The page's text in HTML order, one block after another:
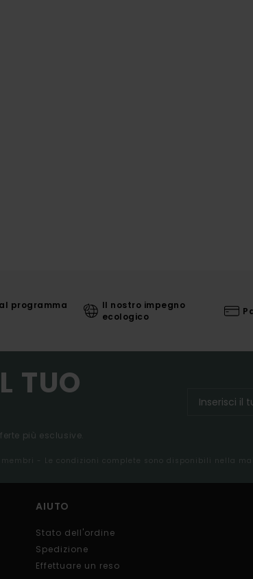
programma
Il nostro impegno
ecologico
TUO
più esclusive.
- Le condizioni complete sono disponibili nella
AIUTO
Stato dell'ordine
Spedizione
Effettuare un reso